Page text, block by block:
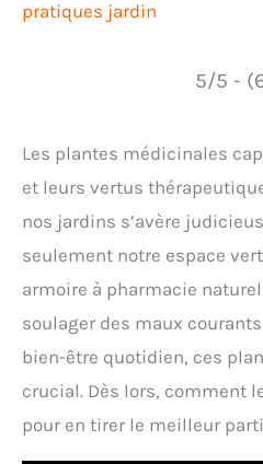
pratiques jardin
5/5 -
Les plantes médicinales
et leurs vertus
nos jardins s’avère
seulement notre espace
armoire à pharmacie
soulager des maux
bien-être quotidien, ces
crucial. Dès lors, comment
pour en tirer le meilleur